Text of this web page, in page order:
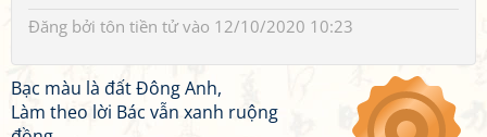
Đăng bởi tôn tiền tửvào 12/10/2020 10:23
Bạc màu là đất Đông Anh,
Làm theo lời Bác vẫn xanh ruộng